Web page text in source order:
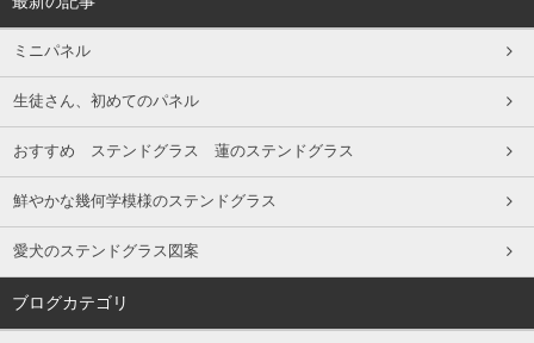
ミニパネル
生徒さん、初めてのパネル
おすすめ ステンドグラス 蓮のステンドグラス
鮮やかな幾何学模様のステンドグラス
愛犬のステンドグラス図案
ブログカテゴリ